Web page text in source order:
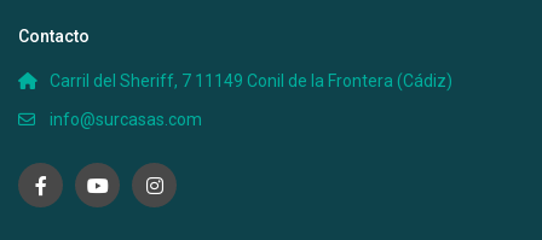
Contacto
Carril del Sheriff, 7 11149 Conil de la Frontera (Cádiz)
info@surcasas.com